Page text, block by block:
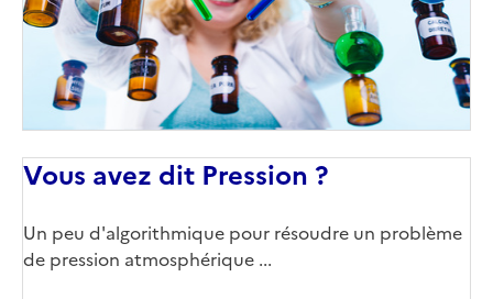
Vous avez dit Pression ?
Un peu d'algorithmique pour résoudre un problème
de pression atmosphérique ...